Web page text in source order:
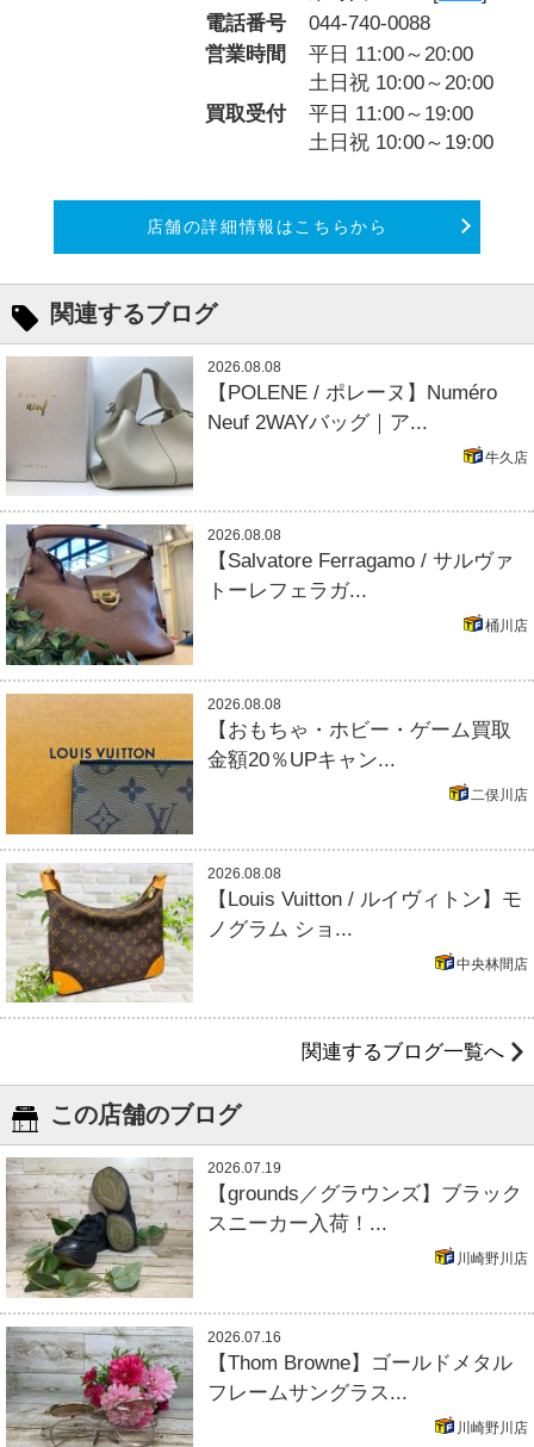
電話番号
044-740-0088
営業時間
平日 11:00～20:00
土日祝 10:00～20:00
買取受付
平日 11:00～19:00
土日祝 10:00～19:00
店舗の詳細情報はこちらから
関連するブログ
2026.08.08
【POLENE / ポレーヌ】Numéro
Neuf 2WAYバッグ｜ア...
牛久店
2026.08.08
【Salvatore Ferragamo / サルヴァ
トーレフェラガ...
桶川店
2026.08.08
【おもちゃ・ホビー・ゲーム買取
金額20％UPキャン...
二俣川店
2026.08.08
【Louis Vuitton / ルイヴィトン】モ
ノグラム ショ...
中央林間店
関連するブログ一覧へ
この店舗のブログ
2026.07.19
【grounds／グラウンズ】ブラック
スニーカー入荷！...
川崎野川店
2026.07.16
【Thom Browne】ゴールドメタル
フレームサングラス...
川崎野川店